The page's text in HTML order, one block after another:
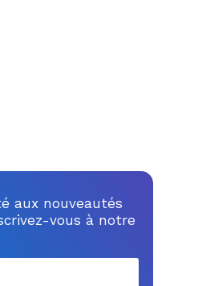
aux nouveautés
vous à notre